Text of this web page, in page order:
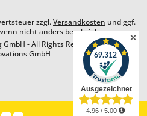
zzgl.Versandkosten und ggf.
nicht anders beschrieben
- All Rights Reserved. Design by
GmbH
✕